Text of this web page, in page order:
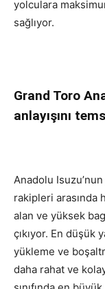
yolculara
sağlıyor.
Grand Toro
anlayışını
Anadolu
rakipleri arasında
alan ve yüksek
çıkıyor. En düşük
yükleme ve
daha rahat ve